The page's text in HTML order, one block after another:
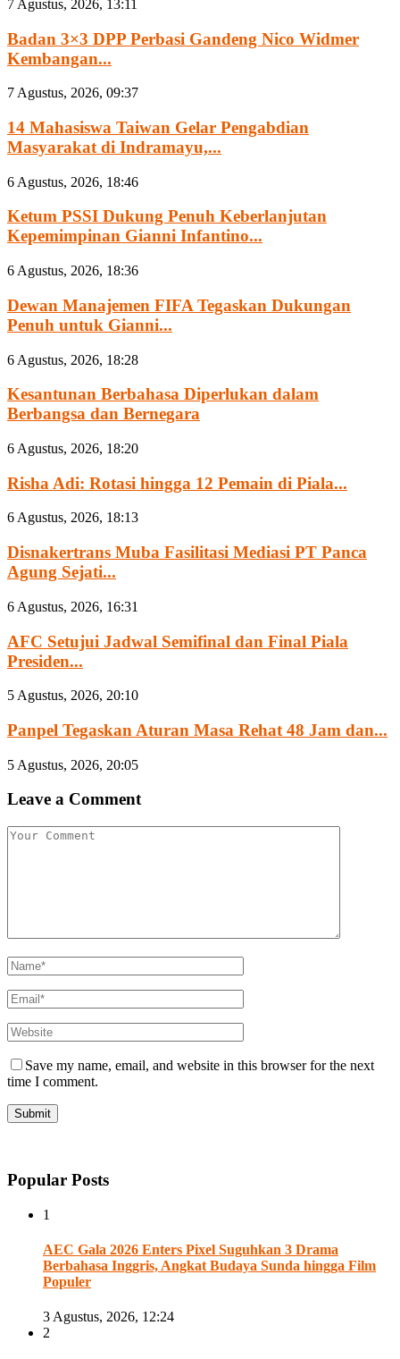
7 Agustus, 2026, 13:11
Badan 3×3 DPP Perbasi Gandeng Nico Widmer
Kembangan...
7 Agustus, 2026, 09:37
14 Mahasiswa Taiwan Gelar Pengabdian
Masyarakat di Indramayu,...
6 Agustus, 2026, 18:46
Ketum PSSI Dukung Penuh Keberlanjutan
Kepemimpinan Gianni Infantino...
6 Agustus, 2026, 18:36
Dewan Manajemen FIFA Tegaskan Dukungan
Penuh untuk Gianni...
6 Agustus, 2026, 18:28
Kesantunan Berbahasa Diperlukan dalam
Berbangsa dan Bernegara
6 Agustus, 2026, 18:20
Risha Adi: Rotasi hingga 12 Pemain di Piala...
6 Agustus, 2026, 18:13
Disnakertrans Muba Fasilitasi Mediasi PT Panca
Agung Sejati...
6 Agustus, 2026, 16:31
AFC Setujui Jadwal Semifinal dan Final Piala
Presiden...
5 Agustus, 2026, 20:10
Panpel Tegaskan Aturan Masa Rehat 48 Jam dan...
5 Agustus, 2026, 20:05
Leave a Comment
Save my name, email, and website in this browser for the next
time I comment.
Popular Posts
1
AEC Gala 2026 Enters Pixel Suguhkan 3 Drama
Berbahasa Inggris, Angkat Budaya Sunda hingga Film
Populer
3 Agustus, 2026, 12:24
2